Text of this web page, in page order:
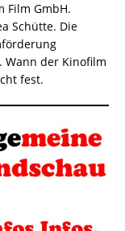
Film GmbH.
Schütte. Die
Wann der Kinofilm
fest.